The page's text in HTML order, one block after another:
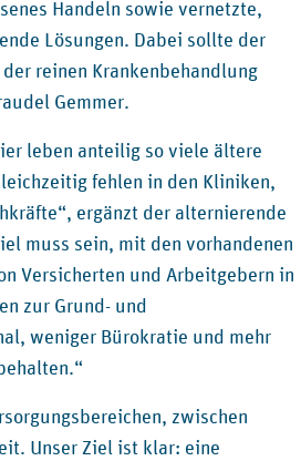
Handeln sowie vernetzte,
Lösungen. Dabei sollte der
reinen Krankenbehandlung
Gemmer.
leben anteilig so viele ältere
fehlen in den Kliniken,
ergänzt der alternierende
muss sein, mit den vorhandenen
Versicherten und Arbeitgebern in
zur Grund- und
weniger Bürokratie und mehr
zwischen
Unser Ziel ist klar: eine